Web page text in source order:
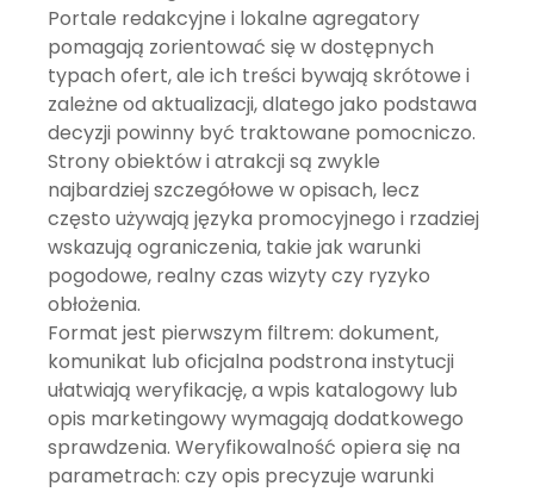
Portale redakcyjne i lokalne agregatory
pomagają zorientować się w dostępnych
typach ofert, ale ich treści bywają skrótowe i
zależne od aktualizacji, dlatego jako podstawa
decyzji powinny być traktowane pomocniczo.
Strony obiektów i atrakcji są zwykle
najbardziej szczegółowe w opisach, lecz
często używają języka promocyjnego i rzadziej
wskazują ograniczenia, takie jak warunki
pogodowe, realny czas wizyty czy ryzyko
obłożenia.
Format jest pierwszym filtrem: dokument,
komunikat lub oficjalna podstrona instytucji
ułatwiają weryfikację, a wpis katalogowy lub
opis marketingowy wymagają dodatkowego
sprawdzenia. Weryfikowalność opiera się na
parametrach: czy opis precyzuje warunki